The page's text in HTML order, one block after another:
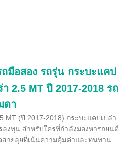
มือสอง รถรุ่น กระบะแคป
2.5 MT ปี 2017-2018 รถ
ดา
MT (ปี 2017-2018) กระบะแคปเปล่า
งทุน สำหรับใครที่กำลังมองหารถยนต์
สายลุยที่เน้นความคุ้มค่าและทนทาน